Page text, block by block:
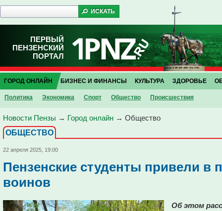
ПЕРВЫЙ
ПЕНЗЕНСКИЙ
ПОРТАЛ
ГОРОД ОНЛАЙН
Политика Экономика Спорт Общество Проиcшествия
БИЗНЕС И ФИНАНСЫ КУЛЬТУРА ЗДОРОВЬЕ
Новости Пензы → Город онлайн → Общество
ОБЩЕСТВО
22 апреля 2025, 19:00
Пензенские студенты привели в
воинов
Об этом